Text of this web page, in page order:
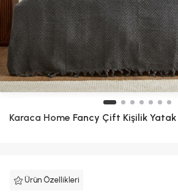
Karaca Home Fancy Çift Kişilik
Ürün Özellikleri